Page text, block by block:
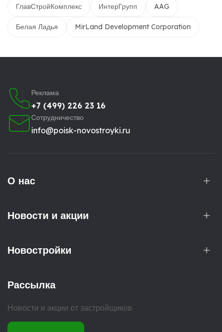
ГлавСтройКомплекс ИнтерГрупп AAG
Белая Ладья MirLand Development Corporation
Реклама
+7 (499) 226 23 16
Сотрудничество
info@poisk-novostroyki.ru
О нас
Новости и акции
Новостройки
Рассылка
Новости и акции от застройщиков